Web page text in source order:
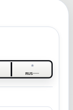
*
RUS